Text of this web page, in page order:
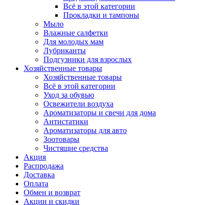
Всё в этой категории
Прокладки и тампоны
Мыло
Влажные салфетки
Для молодых мам
Лубриканты
Подгузники для взрослых
Хозяйственные товары
Хозяйственные товары
Всё в этой категории
Уход за обувью
Освежители воздуха
Ароматизаторы и свечи для дома
Антистатики
Ароматизаторы для авто
Зоотовары
Чистящие средства
Акция
Распродажа
Доставка
Оплата
Обмен и возврат
Акции и скидки